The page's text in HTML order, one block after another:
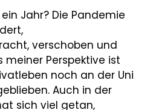
Jahr? Die Pandemie
verschoben und
meiner Perspektive ist
noch an der Uni
Auch in der
sich viel getan,